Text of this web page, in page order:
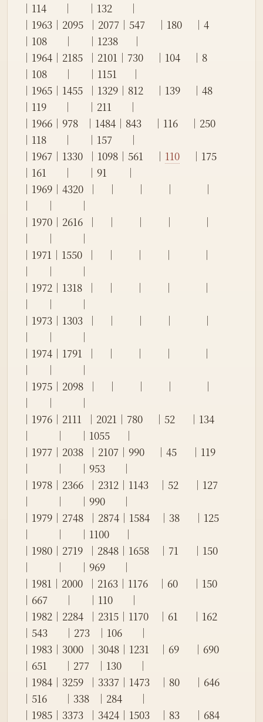
│114       │      │132       │
│1963│2095  │2077│547     │180     │4
│108       │      │1238      │
│1964│2185  │2101│730     │104     │8
│108       │      │1151      │
│1965│1455  │1329│812     │139     │48
│119       │      │211       │
│1966│978   │1484│843     │116     │250
│118       │      │157       │
│1967│1330  │1098│561     │ 110
     │175
│161       │      │91        │
│1969│4320  │    │        │        │            │
│      │          │
│1970│2616  │    │        │        │            │
│      │          │
│1971│1550  │    │        │        │            │
│      │          │
│1972│1318  │    │        │        │            │
│      │          │
│1973│1303  │    │        │        │            │
│      │          │
│1974│1791  │    │        │        │            │
│      │          │
│1975│2098  │    │        │        │            │
│      │          │
│1976│2111  │2021│780     │52      │134
│          │      │1055      │
│1977│2038  │2107│990     │45      │119
│          │      │953       │
│1978│2366  │2312│1143    │52      │127
│          │      │990       │
│1979│2748  │2874│1584    │38      │125
│          │      │1100      │
│1980│2719  │2848│1658    │71      │150
│          │      │969       │
│1981│2000  │2163│1176    │60      │150
│667       │      │110       │
│1982│2284  │2315│1170    │61      │162
│543       │273   │106       │
│1983│3000  │3048│1231    │69      │690
│651       │277   │130       │
│1984│3259  │3337│1473    │80      │646
│516       │338   │284       │
│1985│3373  │3424│1503    │83      │684